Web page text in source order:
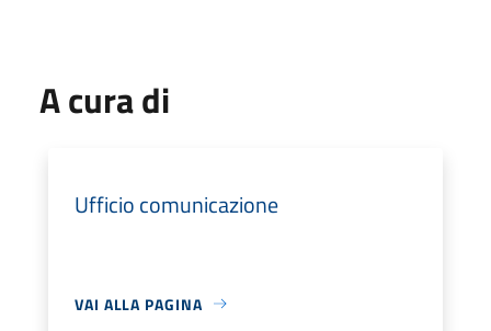
A cura di
Ufficio comunicazione
VAI ALLA PAGINA